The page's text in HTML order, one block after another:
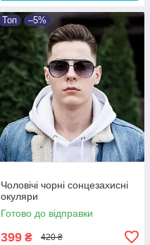
Топ –5%
Чоловічі чорні сонцезахисні
окуляри
Готово до відправки
399 ₴ 420 ₴